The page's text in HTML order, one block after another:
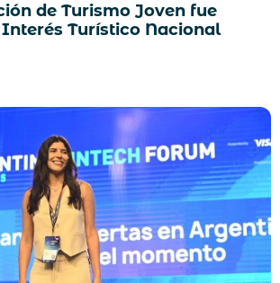
de Turismo Joven fue
Turístico Nacional